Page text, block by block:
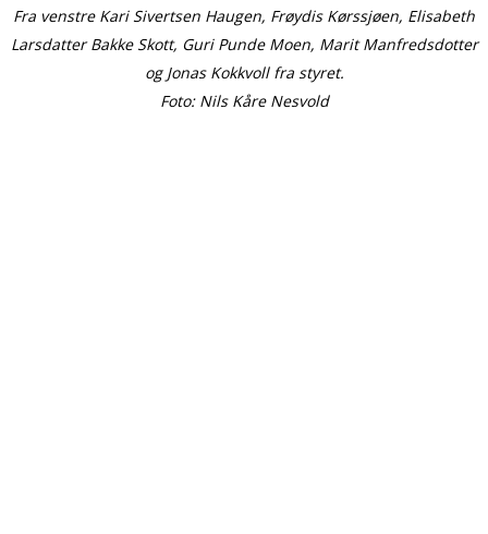
Fra venstre Kari Sivertsen Haugen, Frøydis Kørssjøen, Elisabeth
Larsdatter Bakke Skott, Guri Punde Moen, Marit Manfredsdotter
og Jonas Kokkvoll fra styret.
Foto: Nils Kåre Nesvold